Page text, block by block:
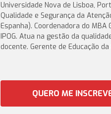
Universidade Nova de Lisboa,
Qualidade e Segurança da
Espanha). Coordenadora do
IPOG. Atua na gestão da
docente. Gerente de Educação da
QUERO ME